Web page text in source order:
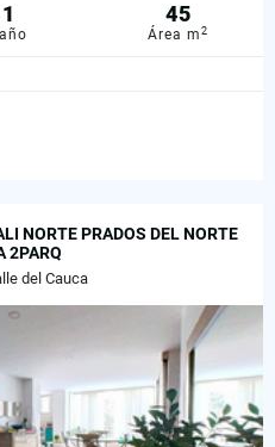
1 45
Área m2
NORTE PRADOS DEL NORTE
2PARQ
del Cauca